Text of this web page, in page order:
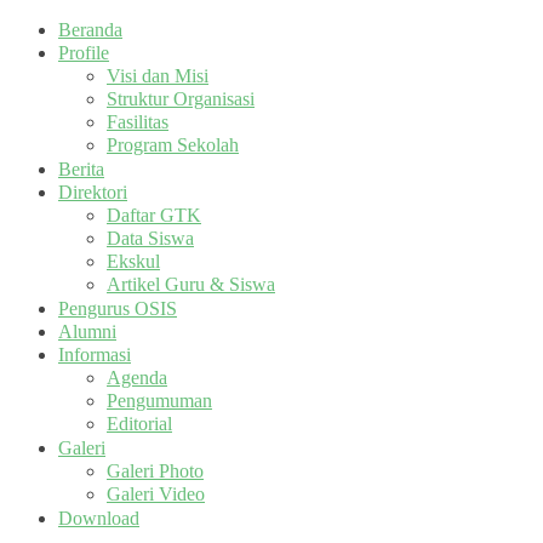
Beranda
Profile
Visi dan Misi
Struktur Organisasi
Fasilitas
Program Sekolah
Berita
Direktori
Daftar GTK
Data Siswa
Ekskul
Artikel Guru & Siswa
Pengurus OSIS
Alumni
Informasi
Agenda
Pengumuman
Editorial
Galeri
Galeri Photo
Galeri Video
Download